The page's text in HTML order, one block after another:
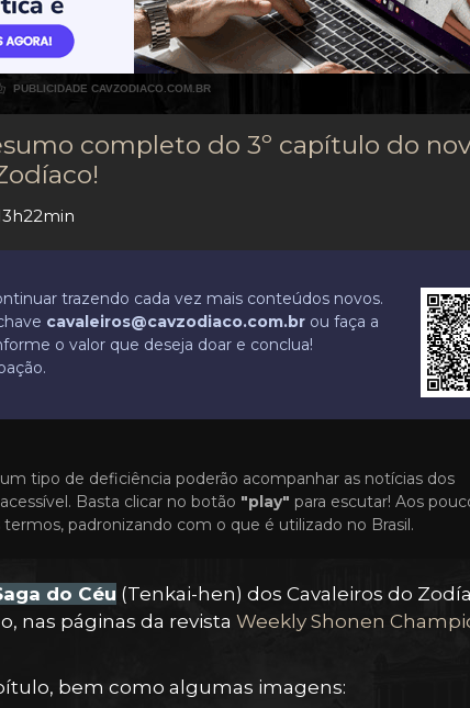
PUBLICIDADE CAVZODIACO.COM.BR
completo do 3º capítulo do
trazendo cada vez mais conteúdos novos.
cavaleiros@cavzodiaco.com.br ou faça a
o valor que deseja doar e conclua!
tipo de deficiência poderão acompanhar as notícias dos
Basta clicar no botão "play" para escutar! Aos
padronizando com o que é utilizado no Brasil.
do Céu (Tenkai-hen) dos Cavaleiros do
nas páginas da revista Weekly Shonen
bem como algumas imagens: